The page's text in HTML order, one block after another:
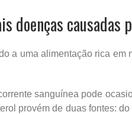
doenças causadas
a uma alimentação rica em
sanguínea pode
provém de duas fontes: